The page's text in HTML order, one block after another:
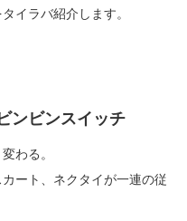
イラバ紹介します。
ンビンスイッチ
わる。
ート、ネクタイが一連の従